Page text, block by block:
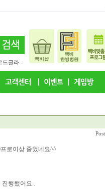
드글라...
로이상 줄었네요^^
행했어요..